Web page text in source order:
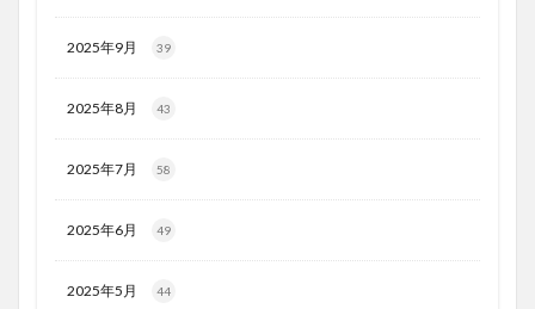
2025年9月 39
2025年8月 43
2025年7月 58
2025年6月 49
2025年5月 44